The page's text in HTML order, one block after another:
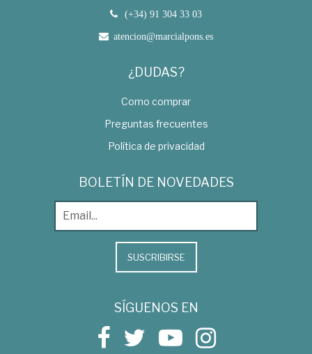
(+34) 91 304 33 03
atencion@marcialpons.es
¿DUDAS?
Como comprar
Preguntas frecuentes
Política de privacidad
BOLETÍN DE NOVEDADES
SUSCRIBIRSE
SÍGUENOS EN